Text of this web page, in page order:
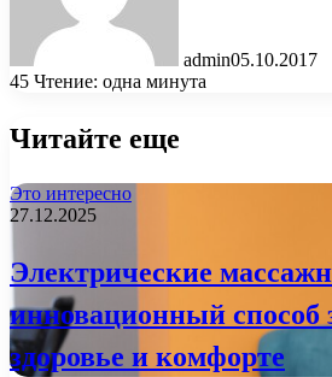
admin05.10.2017
45 Чтение: одна минута
Читайте еще
Это интересно
27.12.2025
Электрические
инновационный способ
здоровье и комфорте